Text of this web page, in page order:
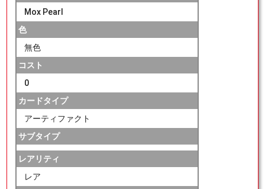
Mox Pearl
色
無色
コスト
0
カードタイプ
アーティファクト
サブタイプ
レアリティ
レア